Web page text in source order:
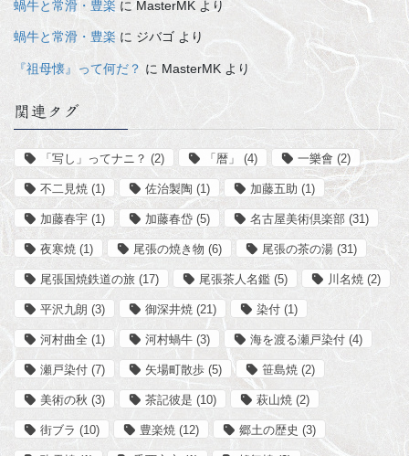
蝸牛と常滑・豊楽 に MasterMK より
蝸牛と常滑・豊楽 に ジバゴ より
『祖母懐』って何だ？ に MasterMK より
関連タグ
「写し」ってナニ？ (2) 「暦」 (4) 一樂會 (2)
不二見焼 (1) 佐治製陶 (1) 加藤五助 (1)
加藤春宇 (1) 加藤春岱 (5) 名古屋美術倶楽部 (31)
夜寒焼 (1) 尾張の焼き物 (6) 尾張の茶の湯 (31)
尾張国焼鉄道の旅 (17) 尾張茶人名鑑 (5) 川名焼 (2)
平沢九朗 (3) 御深井焼 (21) 染付 (1)
河村曲全 (1) 河村蝸牛 (3) 海を渡る瀬戸染付 (4)
瀬戸染付 (7) 矢場町散歩 (5) 笹島焼 (2)
美術の秋 (3) 茶記彼是 (10) 萩山焼 (2)
街ブラ (10) 豊楽焼 (12) 郷土の歴史 (3)